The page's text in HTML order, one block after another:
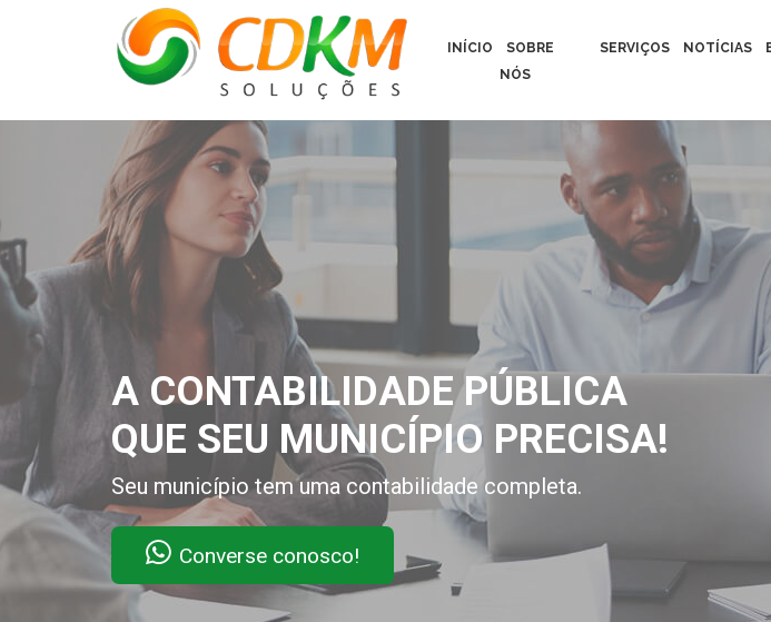
INÍCIO
SOBRE
NÓS
SERVIÇOS NOTÍCIAS
A CONTABILIDADE PÚBLICA
QUE SEU MUNICÍPIO PRECISA!
Seu município tem uma contabilidade completa.
Converse conosco!